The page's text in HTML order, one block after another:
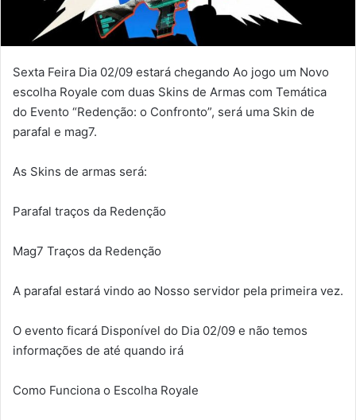
Sexta Feira Dia 02/09 estará chegando Ao jogo um Novo
escolha Royale com duas Skins de Armas com Temática
do Evento “Redenção: o Confronto”, será uma Skin de
parafal e mag7.
As Skins de armas será:
Parafal traços da Redenção
Mag7 Traços da Redenção
A parafal estará vindo ao Nosso servidor pela primeira vez.
O evento ficará Disponível do Dia 02/09 e não temos
informações de até quando irá
Como Funciona o Escolha Royale